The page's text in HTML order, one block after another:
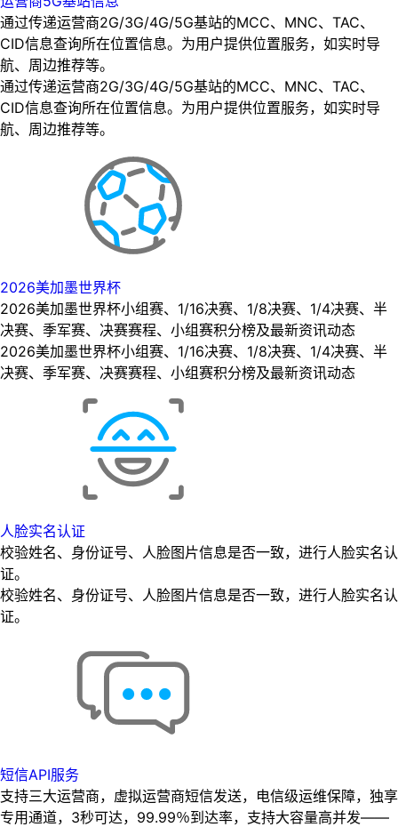
通过传递运营商2G/3G/4G/5G基站的MCC、MNC、TAC、
CID信息查询所在位置信息。为用户提供位置服务，如实时导
航、周边推荐等。
通过传递运营商2G/3G/4G/5G基站的MCC、MNC、TAC、
CID信息查询所在位置信息。为用户提供位置服务，如实时导
航、周边推荐等。
2026美加墨世界杯
2026美加墨世界杯小组赛、1/16决赛、1/8决赛、1/4决赛、半
决赛、季军赛、决赛赛程、小组赛积分榜及最新资讯动态
2026美加墨世界杯小组赛、1/16决赛、1/8决赛、1/4决赛、半
决赛、季军赛、决赛赛程、小组赛积分榜及最新资讯动态
人脸实名认证
校验姓名、身份证号、人脸图片信息是否一致，进行人脸实名认
证。
校验姓名、身份证号、人脸图片信息是否一致，进行人脸实名认
证。
短信API服务
支持三大运营商，虚拟运营商短信发送，电信级运维保障，独享
专用通道，3秒可达，99.99％到达率，支持大容量高并发——